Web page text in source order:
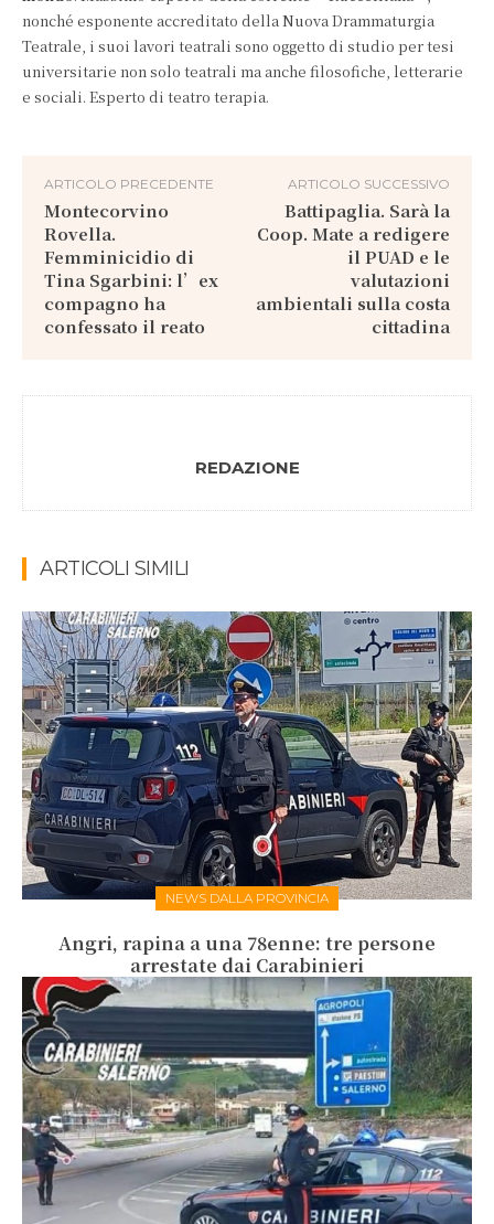
nonché esponente accreditato della Nuova Drammaturgia
Teatrale, i suoi lavori teatrali sono oggetto di studio per tesi
universitarie non solo teatrali ma anche filosofiche, letterarie
e sociali. Esperto di teatro terapia.
ARTICOLO PRECEDENTE
Montecorvino
Rovella.
Femminicidio di
Tina Sgarbini: l’ex
compagno ha
confessato il reato
ARTICOLO SUCCESSIVO
Battipaglia. Sarà la
Coop. Mate a redigere
il PUAD e le
valutazioni
ambientali sulla costa
cittadina
REDAZIONE
ARTICOLI SIMILI
NEWS DALLA PROVINCIA
Angri, rapina a una 78enne: tre persone
arrestate dai Carabinieri